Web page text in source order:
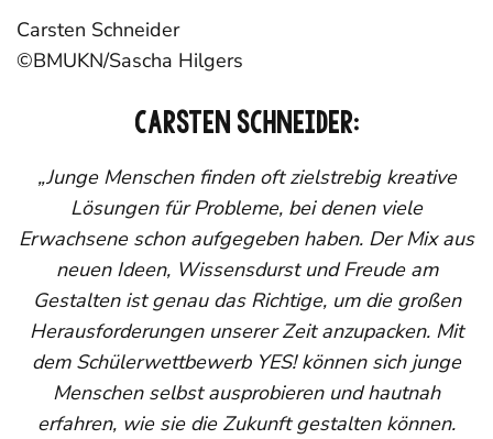
Carsten Schneider
©BMUKN/Sascha Hilgers
CARSTEN SCHNEIDER:
„Junge Menschen finden oft zielstrebig kreative
Lösungen für Probleme, bei denen viele
Erwachsene schon aufgegeben haben. Der Mix aus
neuen Ideen, Wissensdurst und Freude am
Gestalten ist genau das Richtige, um die großen
Herausforderungen unserer Zeit anzupacken. Mit
dem Schülerwettbewerb YES! können sich junge
Menschen selbst ausprobieren und hautnah
erfahren, wie sie die Zukunft gestalten können.